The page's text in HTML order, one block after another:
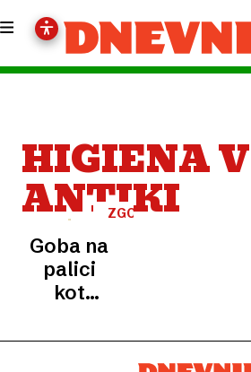
HIGIENA V
ANTIKI
ZGODOVINA
Goba na
palici
kot
papir: je